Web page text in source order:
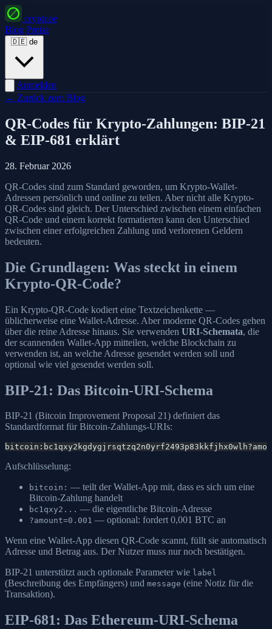
cryptr.ee
Blog Preise
🇩🇪 de
Anmelden
← Zurück zum Blog
QR-Codes für Krypto-Zahlungen: BIP-21
& EIP-681 erklärt
28. Februar 2026
QR-Codes sind zum Standard geworden, um Krypto-Wallet-
Adressen persönlich und online zu teilen. Aber nicht alle Krypto-
QR-Codes sind gleich. Der Unterschied zwischen einem einfachen
QR-Code und einem korrekt formatierten kann den Unterschied
zwischen einer erfolgreichen Zahlung und verlorenen Geldern
bedeuten.
Die Grundlagen: Was steckt in einem
Krypto-QR-Code?
Ein Krypto-QR-Code kodiert eine Textzeichenkette —
üblicherweise eine Wallet-Adresse. Aber moderne QR-Codes gehen
über die reine Adresse hinaus. Sie verwenden URI-Schemata, die
der scannenden Wallet-App mitteilen, welche Blockchain zu
verwenden ist, an welche Adresse gesendet werden soll und
optional wie viel gesendet werden soll.
BIP-21: Das Bitcoin-URI-Schema
BIP-21 (Bitcoin Improvement Proposal 21) definiert das
Standardformat für Bitcoin-Zahlungs-URIs:
Aufschlüsselung:
bitcoin: — teilt der Wallet-App mit, dass es sich um eine
Bitcoin-Zahlung handelt
bc1qxy2... — die eigentliche Bitcoin-Adresse
?amount=0.001 — optional: fordert 0,001 BTC an
Wenn eine Wallet-App diesen QR-Code scannt, füllt sie automatisch
Adresse und Betrag aus. Der Nutzer muss nur noch bestätigen.
BIP-21 unterstützt auch optionale Parameter wie label
(Beschreibung des Empfängers) und message (eine Notiz für die
Transaktion).
EIP-681: Das Ethereum-URI-Schema